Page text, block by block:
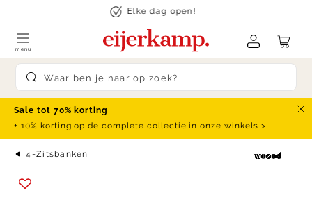
Elke dag open!
Submit search
menu
Sale tot 70% korting
+ 10% korting op de complete collectie in onze winkels >
4-Zitsbanken